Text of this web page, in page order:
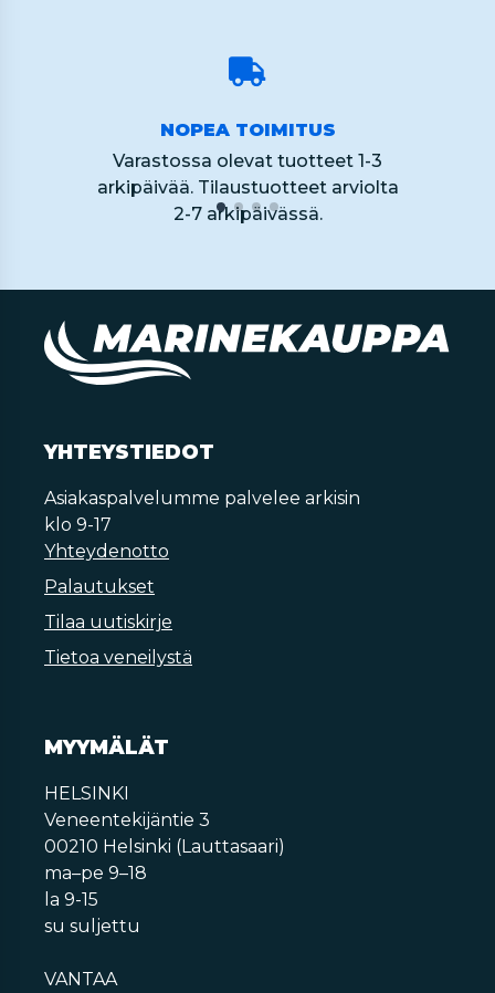
NOPEA TOIMITUS
Varastossa olevat tuotteet 1-3
arkipäivää. Tilaustuotteet arviolta
2-7 arkipäivässä.
YHTEYSTIEDOT
Asiakaspalvelumme palvelee arkisin
klo 9-17
Yhteydenotto
Palautukset
Tilaa uutiskirje
Tietoa veneilystä
MYYMÄLÄT
HELSINKI
Veneentekijäntie 3
00210 Helsinki (Lauttasaari)
ma–pe 9–18
la 9-15
su suljettu
VANTAA